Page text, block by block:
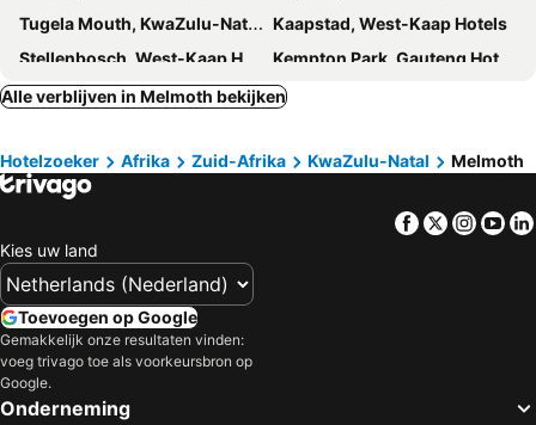
Tugela Mouth, KwaZulu-Natal Hotels
Kaapstad, West-Kaap Hotels
Stellenbosch, West-Kaap Hotels
Kempton Park, Gauteng Hotels
Johannesburg, Gauteng Hotels
Hoedspruit, Limpopo Hotels
Matroosfontein, West-Kaap Hotels
Pilanesberg National Park, Noordwest Hotels
Alle verblijven in Melmoth bekijken
Hotelzoeker Afrika Zuid-Afrika KwaZulu-Natal Melmoth
Facebook
Twitter
Kies uw land
Toevoegen op Google
Gemakkelijk onze resultaten vinden:
voeg trivago toe als voorkeursbron op
Google.
Onderneming